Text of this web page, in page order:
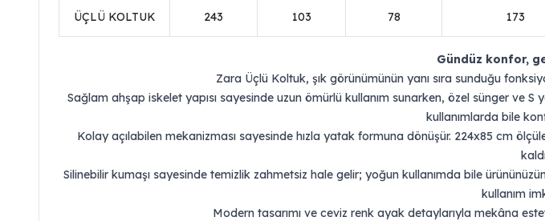
ÜÇLÜ KOLTUK 243 103 78 173
Gündüz konfor,
Zara Üçlü Koltuk, şık görünümünün yanı sıra sunduğu
Sağlam ahşap iskelet yapısı sayesinde uzun ömürlü kullanım sunarken, özel sünger ve
kullanımlarda bile
Kolay açılabilen mekanizması sayesinde hızla yatak formuna dönüşür. 224x85 cm
Silinebilir kumaşı sayesinde temizlik zahmetsiz hale gelir; yoğun kullanımda bile
kullanım
Modern tasarımı ve ceviz renk ayak detaylarıyla mekâna